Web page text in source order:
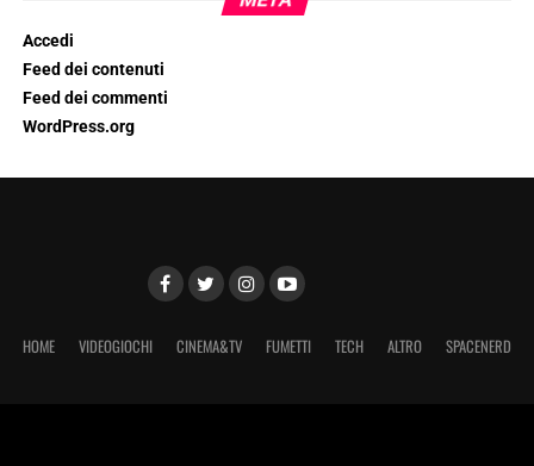
Accedi
Feed dei contenuti
Feed dei commenti
WordPress.org
HOME VIDEOGIOCHI CINEMA&TV FUMETTI TECH ALTRO SPACENERD